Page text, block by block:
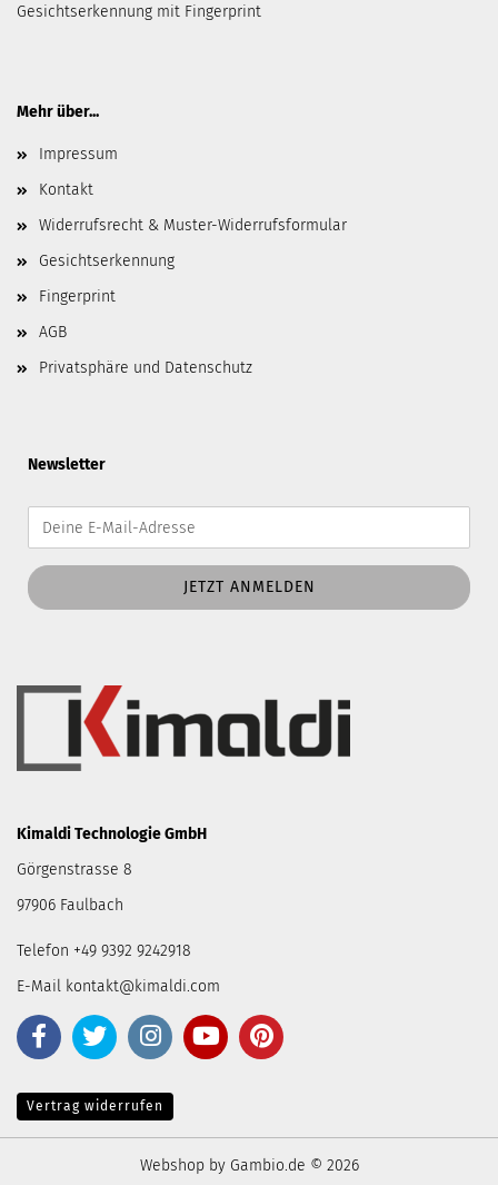
Gesichtserkennung mit Fingerprint
Mehr über...
Impressum
Kontakt
Widerrufsrecht & Muster-Widerrufsformular
Gesichtserkennung
Fingerprint
AGB
Privatsphäre und Datenschutz
Newsletter
Kimaldi Technologie GmbH
Görgenstrasse 8
97906 Faulbach
Telefon +49 9392 9242918
E-Mail kontakt@kimaldi.com
Vertrag widerrufen
Webshopby Gambio.de © 2026